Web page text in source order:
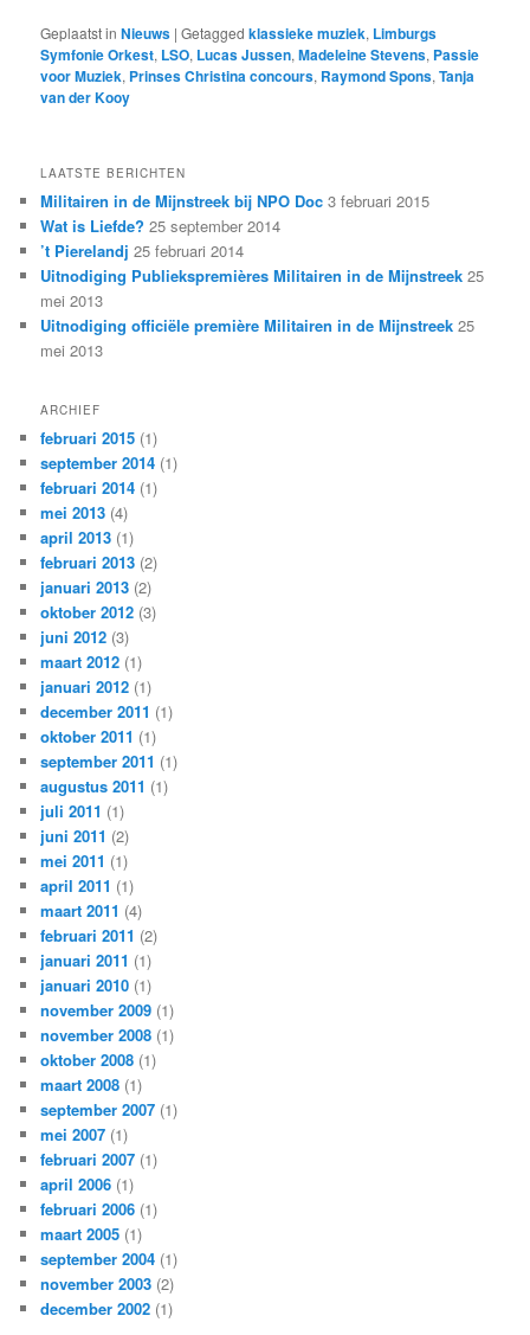
Geplaatst in Nieuws |Getagged klassieke muziek, Limburgs
Symfonie Orkest, LSO, Lucas Jussen,Madeleine Stevens, Passie
voor Muziek, Prinses Christina concours, Raymond Spons,Tanja
van der Kooy
LAATSTE BERICHTEN
Militairen in de Mijnstreek bij NPO Doc 3 februari 2015
Wat is Liefde? 25 september 2014
’t Pierelandj 25 februari 2014
Uitnodiging Publiekspremières Militairen in de Mijnstreek 25
mei 2013
Uitnodiging officiële première Militairen in de Mijnstreek 25
mei 2013
ARCHIEF
februari 2015 (1)
september 2014 (1)
februari 2014 (1)
mei 2013 (4)
april 2013 (1)
februari 2013 (2)
januari 2013 (2)
oktober 2012 (3)
juni 2012 (3)
maart 2012 (1)
januari 2012 (1)
december 2011 (1)
oktober 2011 (1)
september 2011 (1)
augustus 2011 (1)
juli 2011 (1)
juni 2011 (2)
mei 2011 (1)
april 2011 (1)
maart 2011 (4)
februari 2011 (2)
januari 2011 (1)
januari 2010 (1)
november 2009 (1)
november 2008 (1)
oktober 2008 (1)
maart 2008 (1)
september 2007 (1)
mei 2007 (1)
februari 2007 (1)
april 2006 (1)
februari 2006 (1)
maart 2005 (1)
september 2004 (1)
november 2003 (2)
december 2002 (1)